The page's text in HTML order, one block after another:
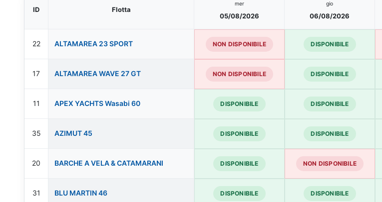
ID Flotta
mer
05/08/2026
gio
06/08/2026
22 ALTAMAREA 23 SPORT NON DISPONIBILE DISPONIBILE
17 ALTAMAREA WAVE 27 GT NON DISPONIBILE DISPONIBILE
11 APEX YACHTS Wasabi 60 DISPONIBILE DISPONIBILE
35 AZIMUT 45 DISPONIBILE DISPONIBILE
20 BARCHE A VELA & CATAMARANI DISPONIBILE NON DISPONIBILE
31 BLU MARTIN 46 DISPONIBILE DISPONIBILE